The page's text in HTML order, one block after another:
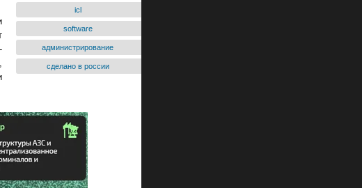
icl
software
администрирование
сделано в россии